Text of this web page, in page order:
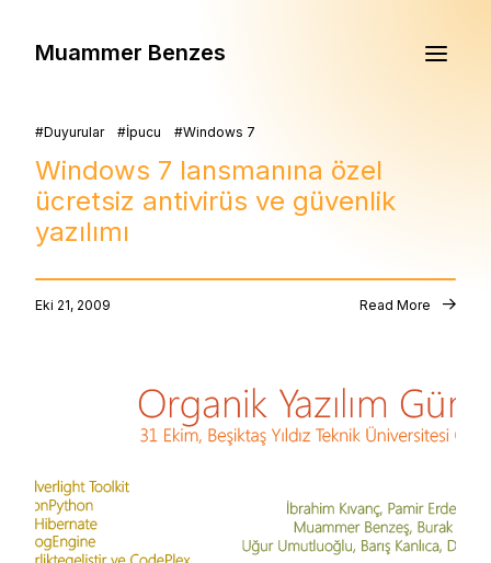
Muammer Benzes
Duyurular İpucu Windows 7
Windows 7 lansmanına özel
ücretsiz antivirüs ve güvenlik
yazılımı
Eki 21, 2009 Read More